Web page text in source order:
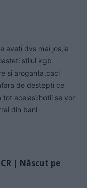
aveti dvs mai jos,la
stilul kgb
si aroganta,caci
de destepti ce
tot acelasi:hotii se vor
din bani
| Născut pe